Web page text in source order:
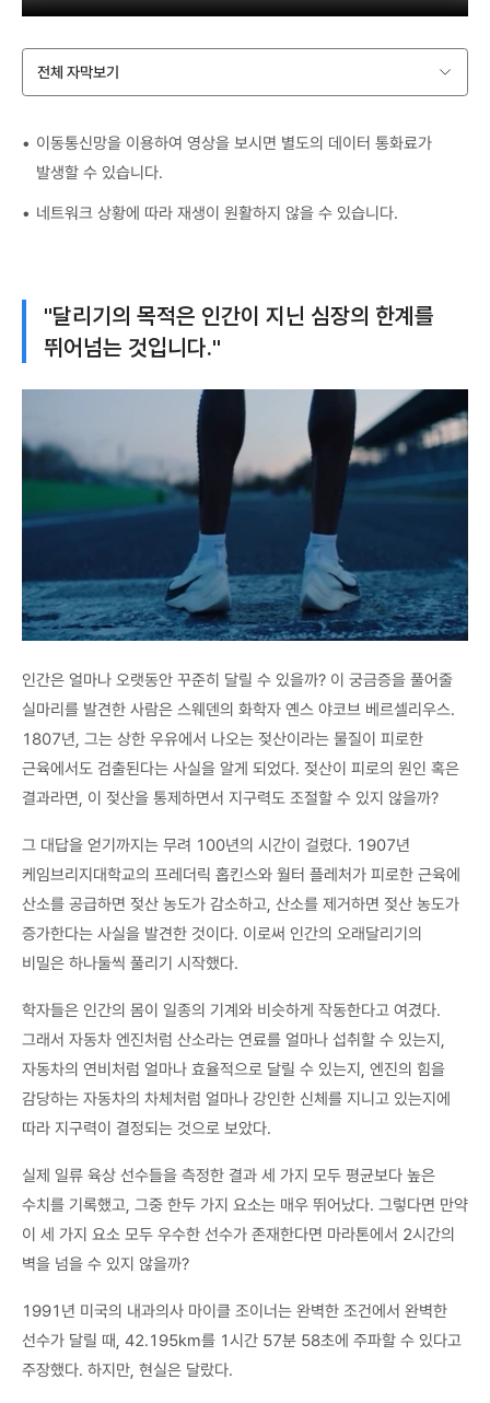
전체 자막보기
이동통신망을 이용하여 영상을 보시면 별도의 데이터 통화료가
발생할 수 있습니다.
네트워크 상황에 따라 재생이 원활하지 않을 수 있습니다.
"달리기의 목적은 인간이 지닌 심장의 한계를
뛰어넘는 것입니다."
인간은 얼마나 오랫동안 꾸준히 달릴 수 있을까? 이 궁금증을 풀어줄
실마리를 발견한 사람은 스웨덴의 화학자 옌스 야코브 베르셀리우스.
1807년, 그는 상한 우유에서 나오는 젖산이라는 물질이 피로한
근육에서도 검출된다는 사실을 알게 되었다. 젖산이 피로의 원인 혹은
결과라면, 이 젖산을 통제하면서 지구력도 조절할 수 있지 않을까?
그 대답을 얻기까지는 무려 100년의 시간이 걸렸다. 1907년
케임브리지대학교의 프레더릭 홉킨스와 월터 플레처가 피로한 근육에
산소를 공급하면 젖산 농도가 감소하고, 산소를 제거하면 젖산 농도가
증가한다는 사실을 발견한 것이다. 이로써 인간의 오래달리기의
비밀은 하나둘씩 풀리기 시작했다.
학자들은 인간의 몸이 일종의 기계와 비슷하게 작동한다고 여겼다.
그래서 자동차 엔진처럼 산소라는 연료를 얼마나 섭취할 수 있는지,
자동차의 연비처럼 얼마나 효율적으로 달릴 수 있는지, 엔진의 힘을
감당하는 자동차의 차체처럼 얼마나 강인한 신체를 지니고 있는지에
따라 지구력이 결정되는 것으로 보았다.
실제 일류 육상 선수들을 측정한 결과 세 가지 모두 평균보다 높은
수치를 기록했고, 그중 한두 가지 요소는 매우 뛰어났다. 그렇다면 만약
이 세 가지 요소 모두 우수한 선수가 존재한다면 마라톤에서 2시간의
벽을 넘을 수 있지 않을까?
1991년 미국의 내과의사 마이클 조이너는 완벽한 조건에서 완벽한
선수가 달릴 때, 42.195km를 1시간 57분 58초에 주파할 수 있다고
주장했다. 하지만, 현실은 달랐다.